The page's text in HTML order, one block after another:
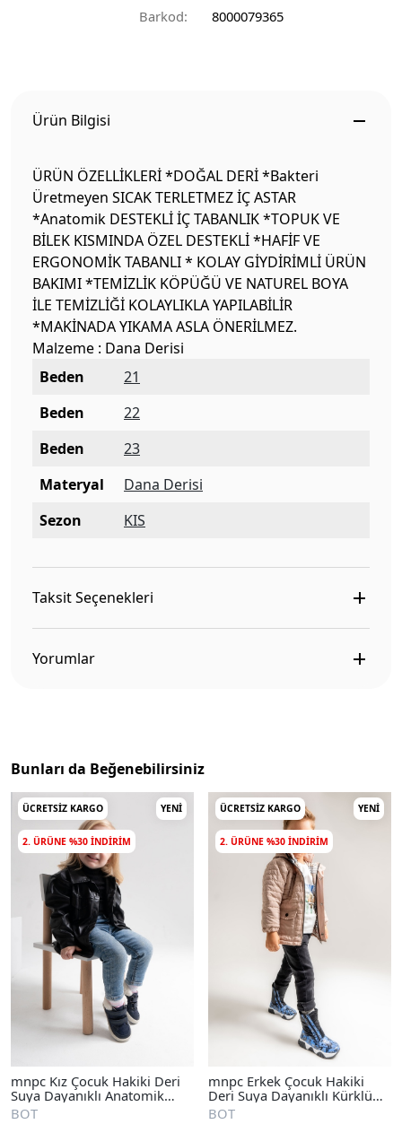
Barkod:
8000079365
Ürün Bilgisi
ÜRÜN ÖZELLİKLERİ *DOĞAL DERİ *Bakteri
Üretmeyen SICAK TERLETMEZ İÇ ASTAR
*Anatomik DESTEKLİ İÇ TABANLIK *TOPUK VE
BİLEK KISMINDA ÖZEL DESTEKLİ *HAFİF VE
ERGONOMİK TABANLI * KOLAY GİYDİRİMLİ ÜRÜN
BAKIMI *TEMİZLİK KÖPÜĞÜ VE NATUREL BOYA
İLE TEMİZLİĞİ KOLAYLIKLA YAPILABİLİR
*MAKİNADA YIKAMA ASLA ÖNERİLMEZ.
Malzeme : Dana Derisi
Beden
21
Beden
22
Beden
23
Materyal
Dana Derisi
Sezon
KIS
Taksit Seçenekleri
Yorumlar
Bunları da Beğenebilirsiniz
ÜCRETSIZ KARGO YENI
2. ÜRÜNE %30 INDIRIM
mnpc Kız Çocuk Hakiki Deri
Suya Dayanıklı Anatomik
Günlük Bot
BOT
ÜCRETSIZ KARGO YENI
2. ÜRÜNE %30 INDIRIM
mnpc Erkek Çocuk Hakiki
Deri Suya Dayanıklı Kürklü
Günlük Bot
BOT